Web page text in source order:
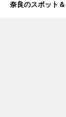
奈良のスポット